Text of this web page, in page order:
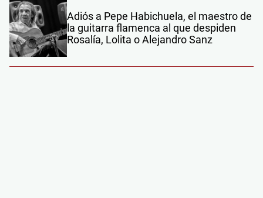
Adiós a Pepe Habichuela, el maestro de
la guitarra flamenca al que despiden
Rosalía, Lolita o Alejandro Sanz